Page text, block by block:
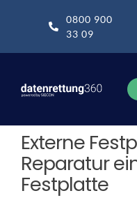
0800 900
33 09
Datenrettung
Datenrettung-
Externe
Reparatur
Festplatte